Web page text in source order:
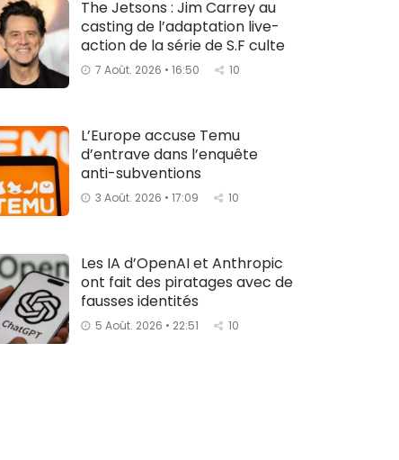
The Jetsons : Jim Carrey au
casting de l’adaptation live-
action de la série de S.F culte
7 Août. 2026 • 16:50 10
L’Europe accuse Temu
d’entrave dans l’enquête
anti-subventions
3 Août. 2026 • 17:09 10
Les IA d’OpenAI et Anthropic
ont fait des piratages avec de
fausses identités
5 Août. 2026 • 22:51 10